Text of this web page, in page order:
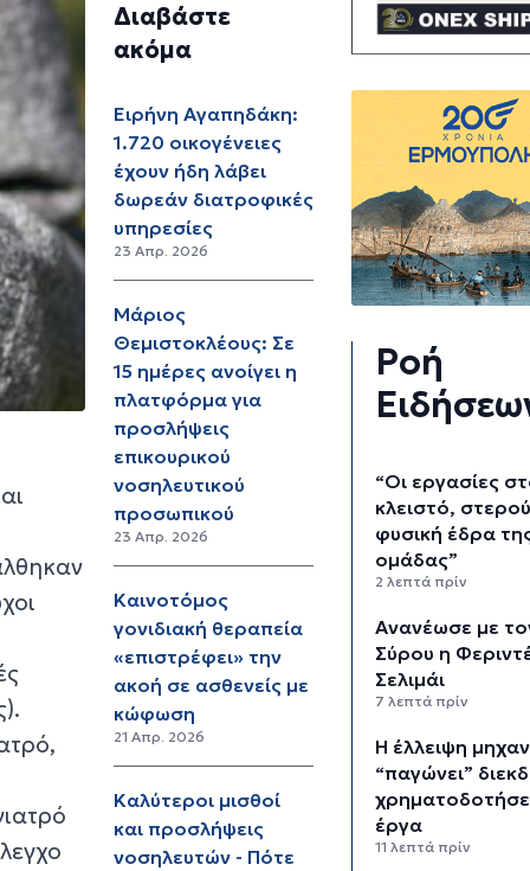
Διαβάστε
ακόμα
Ειρήνη Αγαπηδάκη:
1.720 οικογένειες
έχουν ήδη λάβει
δωρεάν διατροφικές
υπηρεσίες
23 Απρ. 2026
Μάριος
Θεμιστοκλέους: Σε
15 ημέρες ανοίγει η
πλατφόρμα για
προσλήψεις
επικουρικού
νοσηλευτικού
προσωπικού
23 Απρ. 2026
Καινοτόμος
γονιδιακή θεραπεία
«επιστρέφει» την
ακοή σε ασθενείς με
κώφωση
21 Απρ. 2026
Καλύτεροι μισθοί
και προσλήψεις
νοσηλευτών - Πότε
Ροή
“Οι εργασίες
κλειστό,
φυσική έδρα
ομάδας”
2 λεπτά πρίν
Ανανέωσε με
Σύρου η
Σελιμάι
7 λεπτά πρίν
Η έλλειψη
“παγώνει”
έργα
11 λεπτά πρίν